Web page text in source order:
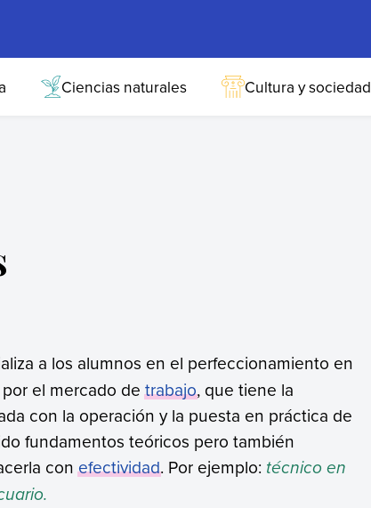
Ciencias naturales Cultura y sociedad
a los alumnos en el perfeccionamiento en
el mercado detrabajo, que tiene la
con la operación y la puesta en práctica de
fundamentos teóricos pero también
conefectividad. Por ejemplo: técnico en